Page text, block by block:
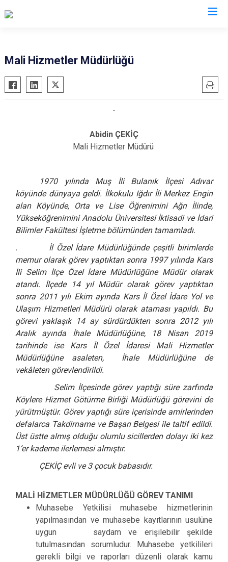
Mali Hizmetler Müdürlüğü
Abidin ÇEKİÇ
Mali Hizmetler Müdürü
1970 yılında Muş İli Bulanık İlçesi Adıvar
köyünde dünyaya geldi. İlkokulu Iğdır İli Merkez Engin
alan Köyünde, Orta ve Lise Öğrenimini Ağrı İlinde,
Yükseköğrenimini Anadolu Üniversitesi İktisadi ve İdari
Bilimler Fakültesi İşletme bölümünden tamamladı.
. İl Özel İdare Müdürlüğünde çeşitli birimlerde
memur olarak görev yaptıktan sonra 1997 yılında Kars
İli Selim İlçe Özel İdare Müdürlüğüne Müdür olarak
atandı. İlçede 14 yıl Müdür olarak görev yaptıktan
sonra 2011 yılı Ekim ayında Kars İl Özel İdare Yol ve
Ulaşım Hizmetleri Müdürü olarak ataması yapıldı. Bu
görevi yaklaşık 14 ay sürdürdükten sonra 2012 yılı
Aralık ayında İhale Müdürlüğüne, 18 Nisan 2019
tarihinde ise Kars İl Özel İdaresi Mali Hizmetler
Müdürlüğüne asaleten, İhale Müdürlüğüne de
vekâleten görevlendirildi.
Selim İlçesinde görev yaptığı süre zarfında
Köylere Hizmet Götürme Birliği Müdürlüğü görevini de
yürütmüştür. Görev yaptığı süre içerisinde amirlerinden
defalarca Takdirname ve Başarı Belgesi ile taltif edildi.
Üst üstte almış olduğu olumlu sicillerden dolayı iki kez
1’er kademe ilerlemesi almıştır.
ÇEKİÇ evli ve 3 çocuk babasıdır.
MALİ HİZMETLER MÜDÜRLÜĞÜ GÖREV TANIMI
Muhasebe Yetkilisi muhasebe hizmetlerinin
yapılmasından ve muhasebe kayıtlarının usulüne
uygun saydam ve erişilebilir şekilde
tutulmasından sorumludur. Muhasebe yetkilileri
gerekli bilgi ve raporları düzenli olarak kamu